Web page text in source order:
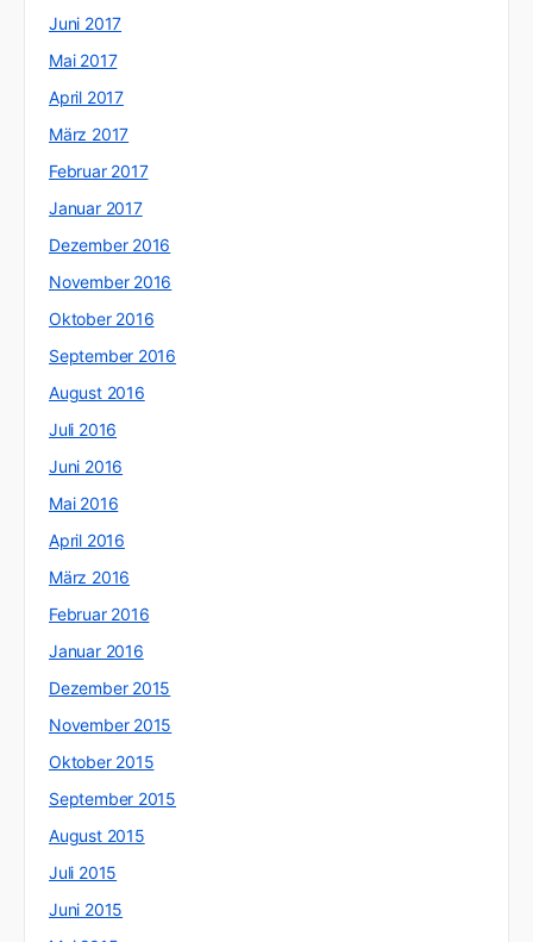
Juni 2017
Mai 2017
April 2017
März 2017
Februar 2017
Januar 2017
Dezember 2016
November 2016
Oktober 2016
September 2016
August 2016
Juli 2016
Juni 2016
Mai 2016
April 2016
März 2016
Februar 2016
Januar 2016
Dezember 2015
November 2015
Oktober 2015
September 2015
August 2015
Juli 2015
Juni 2015